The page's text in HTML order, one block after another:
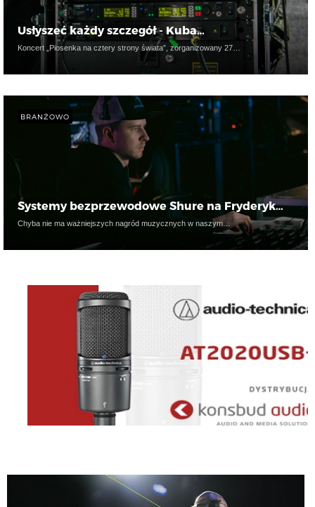
Usłyszeć każdy szczegół - Kuba…
Koncert „Piosenka na cztery strony świata”, zorganizowany 27…
BRANŻOWO
Systemy bezprzewodowe Shure na Fryderyk…
Chyba nie ma ważniejszych nagród muzycznych w naszym…